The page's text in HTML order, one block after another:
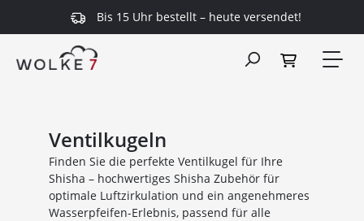
springen Bis 15 Uhr bestellt – heute versendet!
Ventilkugeln
Finden Sie die perfekte Ventilkugel für Ihre
Shisha – hochwertiges Shisha Zubehör für
optimale Luftzirkulation und ein angenehmeres
Wasserpfeifen-Erlebnis, passend für alle